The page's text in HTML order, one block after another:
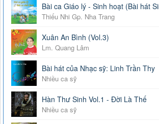
Thiếu Nhi Gp. Nha Trang
Xuân An Bình (Vol.3)
Lm. Quang Lâm
Bài hát của Nhạc sỹ: Linh Trần Thy
Nhiều ca sỹ
Hàn Thư Sinh Vol.1 - Đời Là Thế
Nhiều ca sỹ